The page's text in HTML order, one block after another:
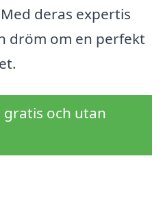
deras expertis
dröm om en perfekt
gratis och utan